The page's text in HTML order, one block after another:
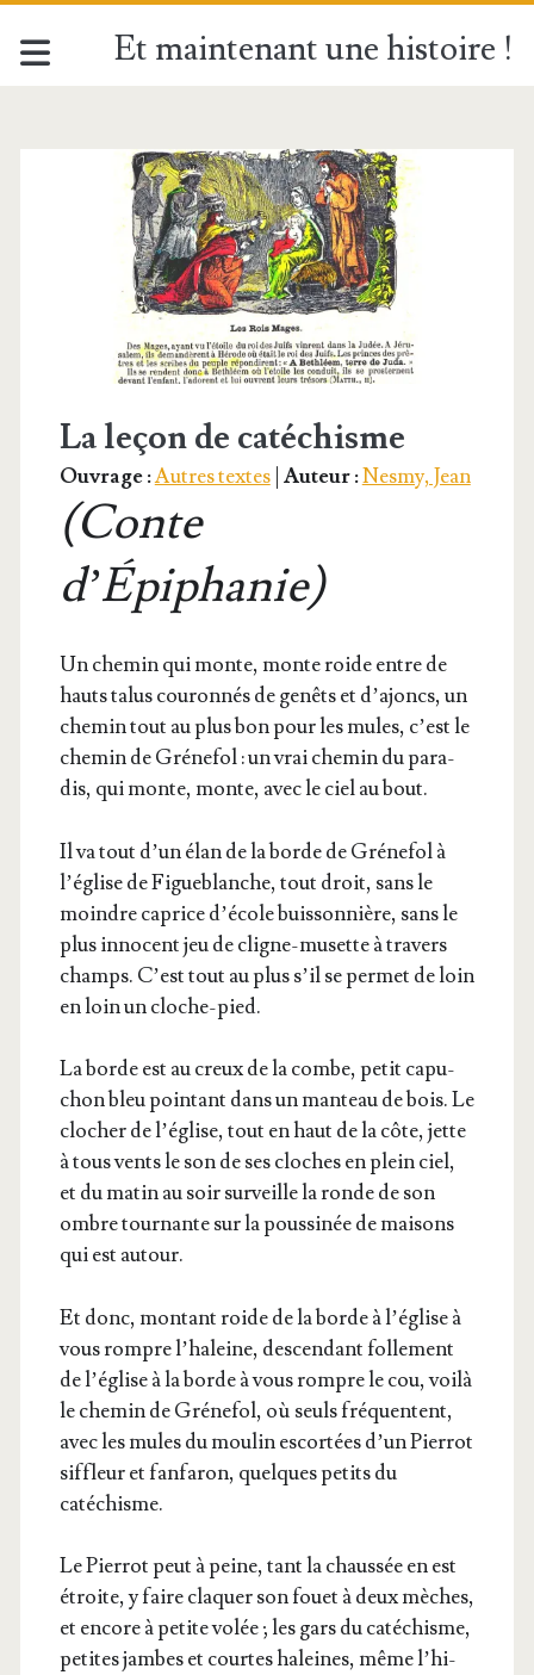
Et maintenant une histoire !
Catégorie :
<span>Nesmy,
Jean</span>
La leçon de catéchisme
Ouvrage :Autres textes| Auteur :Nesmy, Jean
(Conte
d’Épiphanie)
Un che­min qui monte, monte roide entre de
hauts talus cou­ron­nés de genêts et d’a­joncs, un
che­min tout au plus bon pour les mules, c’est le
che­min de Gré­ne­fol : un vrai che­min du para­
dis, qui monte, monte, avec le ciel au bout.
Il va tout d’un élan de la borde de Gré­ne­fol à
l’é­glise de Figue­blanche, tout droit, sans le
moindre caprice d’é­cole buis­son­nière, sans le
plus inno­cent jeu de cligne-musette à tra­vers
champs. C’est tout au plus s’il se per­met de loin
en loin un cloche-pied.
La borde est au creux de la combe, petit capu­
chon bleu poin­tant dans un man­teau de bois. Le
clo­cher de l’é­glise, tout en haut de la côte, jette
à tous vents le son de ses cloches en plein ciel,
et du matin au soir sur­veille la ronde de son
ombre tour­nante sur la pous­si­née de mai­sons
qui est autour.
Et donc, mon­tant roide de la borde à l’é­glise à
vous rompre l’ha­leine, des­cen­dant fol­le­ment
de l’é­glise à la borde à vous rompre le cou, voi­là
le che­min de Gré­ne­fol, où seuls fré­quentent,
avec les mules du mou­lin escor­tées d’un Pier­rot
sif­fleur et fan­fa­ron, quelques petits du
catéchisme.
Le Pier­rot peut à peine, tant la chaus­sée en est
étroite, y faire cla­quer son fouet à deux mèches,
et encore à petite volée ; les gars du caté­chisme,
petites jambes et courtes haleines, même l’hi­